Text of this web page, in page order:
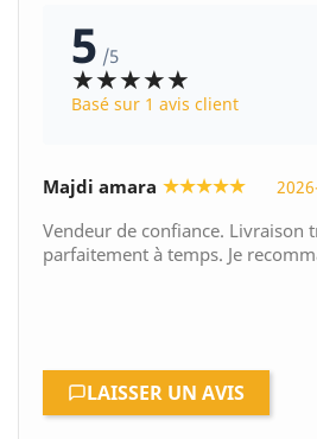
5 /5
★★★★★
Basé sur 1 avis client
Majdi amara ★★★★★
Vendeur de confiance. Livraison
parfaitement à temps. Je
LAISSER UN AVIS